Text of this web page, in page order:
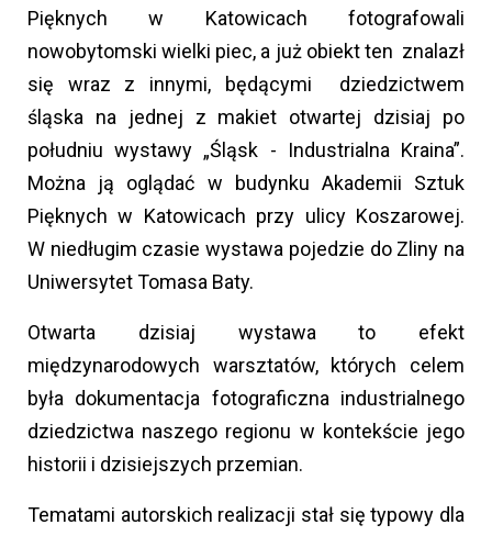
Pięknych w Katowicach fotografowali
nowobytomski wielki piec, a już obiekt ten znalazł
się wraz z innymi, będącymi dziedzictwem
śląska na jednej z makiet otwartej dzisiaj po
południu wystawy „Śląsk - Industrialna Kraina”.
Można ją oglądać w budynku Akademii Sztuk
Pięknych w Katowicach przy ulicy Koszarowej.
W niedługim czasie wystawa pojedzie do Zliny na
Uniwersytet Tomasa Baty.
Otwarta dzisiaj wystawa to efekt
międzynarodowych warsztatów, których celem
była dokumentacja fotograficzna industrialnego
dziedzictwa naszego regionu w kontekście jego
historii i dzisiejszych przemian.
Tematami autorskich realizacji stał się typowy dla